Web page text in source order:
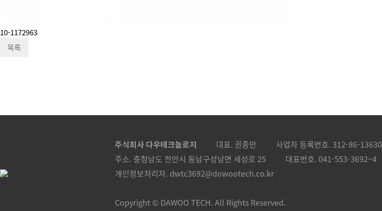
10-1172963
목록
주식회사 다우테크놀로지 대표. 권종만
사업자 등록번호. 312-86-13630
주소. 충청남도 천안시 동남구성남면 세성로 25
대표번호. 041-553-3692~4
개인정보처리자. dwtc3692@dowootech.co.kr
Copyright © DAWOO TECH. All Rights Reserved.